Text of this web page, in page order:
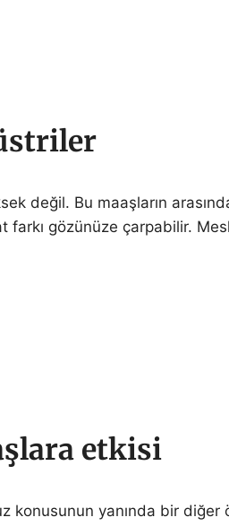
değil. Bu maaşların
farkı gözünüze çarpabilir.
etkisi
konusunun yanında bir